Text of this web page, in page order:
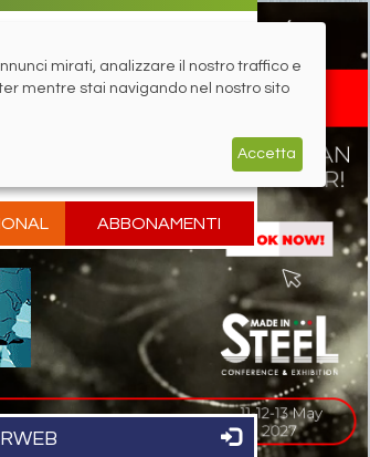
ABBONAMENTI
mirati, analizzare il nostro traffico e
mentre stai navigando nel nostro sito
Accetta